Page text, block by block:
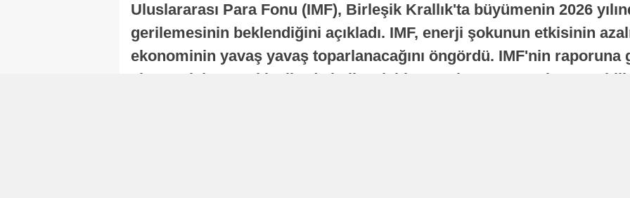
Uluslararası Para Fonu (IMF), Birleşik Krallık'ta büyümenin 2026
gerilemesinin beklendiğini açıkladı. IMF, enerji şokunun etkisinin
ekonominin yavaş yavaş toparlanacağını öngördü. IMF'nin raporuna
ekonomisi, sonraki yıllarda istikrarlı bir toparlanma süreci